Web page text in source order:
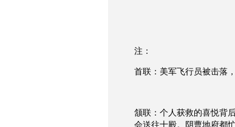
注：
首联：美军飞行员被击落
颔联：个人获救的喜悦背
会送往十殿。阴曹地府都忙